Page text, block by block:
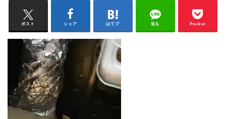
ポスト シェア はてブ 送る Pocket